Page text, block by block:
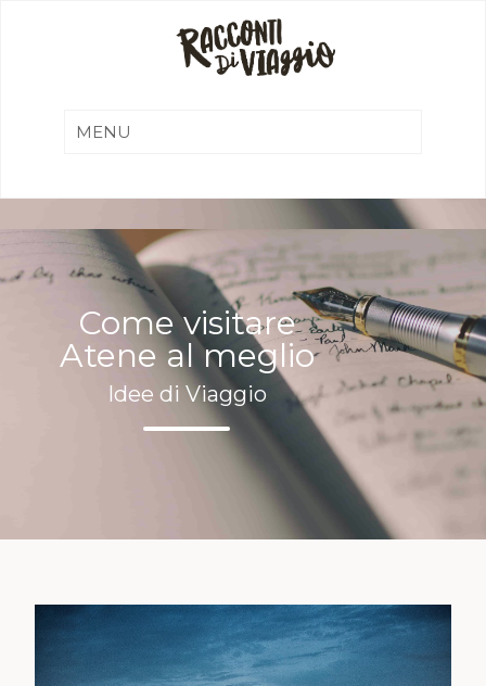
Come visitare
Atene al meglio
Idee di Viaggio